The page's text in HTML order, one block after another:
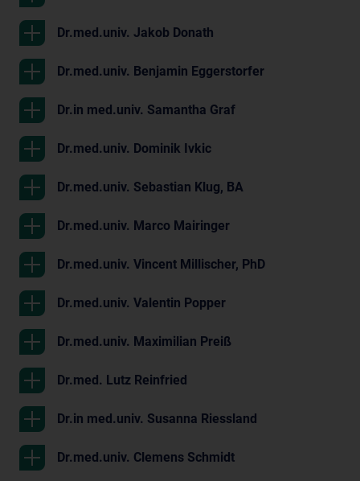
Dr.med.univ. Jakob Donath
Dr.med.univ. Benjamin Eggerstorfer
Dr.in med.univ. Samantha Graf
Dr.med.univ. Dominik Ivkic
Dr.med.univ. Sebastian Klug, BA
Dr.med.univ. Marco Mairinger
Dr.med.univ. Vincent Millischer, PhD
Dr.med.univ. Valentin Popper
Dr.med.univ. Maximilian Preiß
Dr.med. Lutz Reinfried
Dr.in med.univ. Susanna Riessland
Dr.med.univ. Clemens Schmidt